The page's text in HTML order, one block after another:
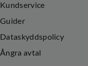
Kundservice
Guider
Dataskyddspolicy
Ångra avtal